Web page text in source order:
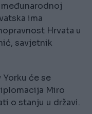
ima
Hrvata u
savjetnik
će se
Miro
o stanju u državi.